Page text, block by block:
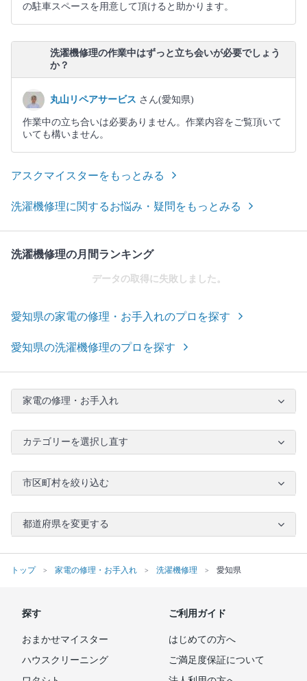
の駐車スペースを用意して頂けると助かります。
洗濯機修理の作業中はずっと立ち会いが必要でしょう
か？
丸山リペアサービス さん(愛知県)
作業中の立ち合いは必要ありません。作業内容をご覧頂いて
いても構いません。
アスクマイスターをもっとみる
洗濯機修理に関するお悩み・疑問をもっとみる
洗濯機修理の月間ランキング
データの取得に失敗しました。
愛知県の家電の修理・お手入れのプロを探す
愛知県の洗濯機修理のプロを探す
家電の修理・お手入れ
カテゴリーを選択し直す
市区町村を絞り込む
都道府県を変更する
トップ 家電の修理・お手入れ 洗濯機修理 愛知県
探す
おまかせマイスター
ハウスクリーニング
ご利用ガイド
はじめての方へ
ご満足度保証について